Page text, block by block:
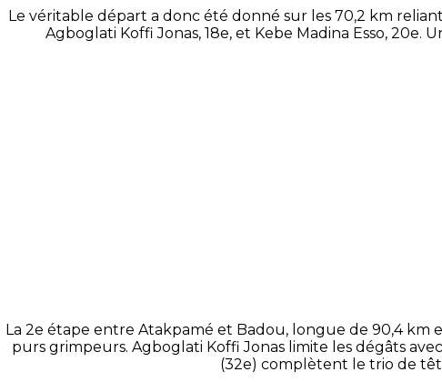
Le véritable départ a donc été donné sur les 70,2 km
Agboglati Koffi Jonas, 18e, et Kebe Madina Esso,
La 2e étape entre Atakpamé et Badou, longue de 90,4 km
purs grimpeurs. Agboglati Koffi Jonas limite les dégâts
(32e) complètent le trio de